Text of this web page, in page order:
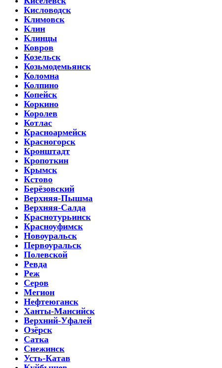
Кисловодск
Климовск
Клин
Клинцы
Ковров
Козельск
Козьмодемьянск
Коломна
Колпино
Копейск
Коркино
Королев
Котлас
Красноармейск
Красногорск
Кронштадт
Кропоткин
Крымск
Кстово
Берёзовский
Верхняя-Пышма
Верхняя-Салда
Краснотурьинск
Красноуфимск
Новоуральск
Первоуральск
Полевской
Ревда
Реж
Серов
Мегион
Нефтеюганск
Ханты-Мансийск
Верхний-Уфалей
Озёрск
Сатка
Снежинск
Усть-Катав